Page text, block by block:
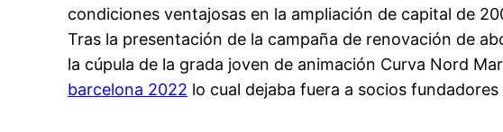
condiciones ventajosas en la ampliación de capital de
Tras la presentación de la campaña de renovación de
la cúpula de la grada joven de animación Curva Nord
barcelona 2022 lo cual dejaba fuera a socios